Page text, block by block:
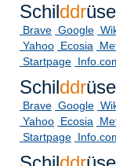
Schilddr
Brave Google
Yahoo Ecosia
Startpage
Schilddr
Brave Google
Yahoo Ecosia
Startpage